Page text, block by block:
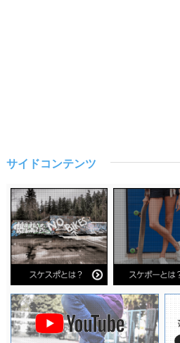
サイドコンテンツ